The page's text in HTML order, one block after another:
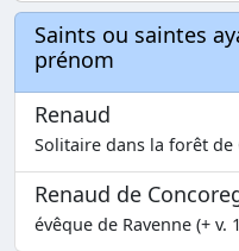
Saints ou saintes
prénom
Renaud
Solitaire dans la forêt de
Renaud de
évêque de Ravenne (+ v.